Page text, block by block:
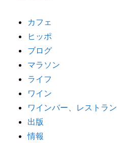
カフェ
ヒッポ
ブログ
マラソン
ライフ
ワイン
ワインバー、レストラン
出版
情報